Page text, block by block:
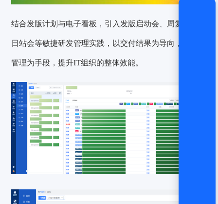
结合发版计划与电子看板，引入发版启动会、周复盘和每
日站会等敏捷研发管理实践，以交付结果为导向，以流程
管理为手段，提升IT组织的整体效能。